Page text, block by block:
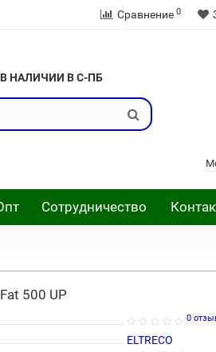
Сравнение 0
НАЛИЧИИ В С-ПБ
Сотрудничество
500 UP
0
ELTRECO